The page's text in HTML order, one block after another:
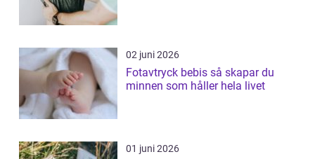
02 juni 2026
Fotavtryck bebis så skapar du
minnen som håller hela livet
01 juni 2026